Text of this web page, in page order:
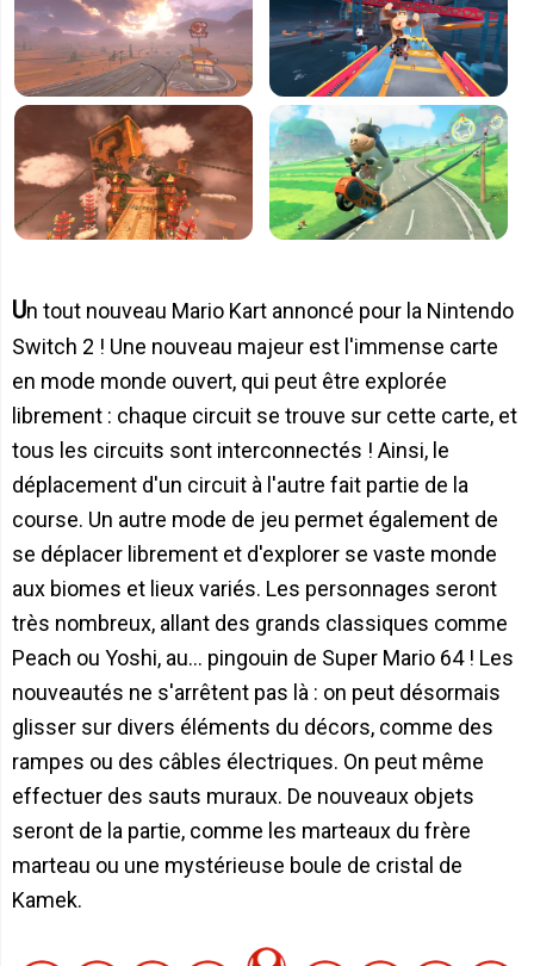
Un tout nouveau Mario Kart annoncé pour la Nintendo
Switch 2 ! Une nouveau majeur est l'immense carte
en mode monde ouvert, qui peut être explorée
librement : chaque circuit se trouve sur cette carte, et
tous les circuits sont interconnectés ! Ainsi, le
déplacement d'un circuit à l'autre fait partie de la
course. Un autre mode de jeu permet également de
se déplacer librement et d'explorer se vaste monde
aux biomes et lieux variés. Les personnages seront
très nombreux, allant des grands classiques comme
Peach ou Yoshi, au... pingouin de Super Mario 64 ! Les
nouveautés ne s'arrêtent pas là : on peut désormais
glisser sur divers éléments du décors, comme des
rampes ou des câbles électriques. On peut même
effectuer des sauts muraux. De nouveaux objets
seront de la partie, comme les marteaux du frère
marteau ou une mystérieuse boule de cristal de
Kamek.